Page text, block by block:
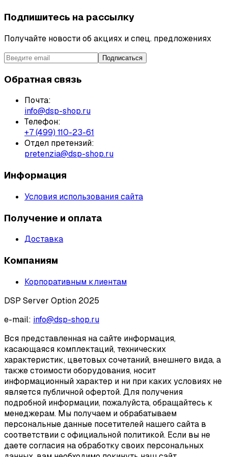
Подпишитесь на рассылку
Получайте новости об акциях и спец. предложениях
Подписаться
Обратная связь
Почта:
info@dsp-shop.ru
Телефон:
+7 (499) 110-23-61
Отдел претензий:
pretenzia@dsp-shop.ru
Информация
Условия использования сайта
Получение и оплата
Доставка
Компаниям
Корпоративным клиентам
DSP Server Option 2025
e-mail: info@dsp-shop.ru
Вся представленная на сайте информация,
касающаяся комплектаций, технических
характеристик, цветовых сочетаний, внешнего вида, а
также стоимости оборудования, носит
информационный характер и ни при каких условиях не
является публичной офертой. Для получения
подробной информации, пожалуйста, обращайтесь к
менеджерам. Мы получаем и обрабатываем
персональные данные посетителей нашего сайта в
соответствии с официальной политикой. Если вы не
даете согласия на обработку своих персональных